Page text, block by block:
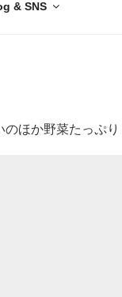
& SNS
ほか野菜たっぷり